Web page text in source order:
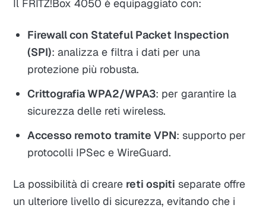
Il FRITZ!Box 4050 è equipaggiato con:
Firewall con Stateful Packet Inspection
(SPI): analizza e filtra i dati per una
protezione più robusta.
Crittografia WPA2/WPA3: per garantire la
sicurezza delle reti wireless.
Accesso remoto tramite VPN: supporto per
protocolli IPSec e WireGuard.
La possibilità di creare reti ospiti separate offre
un ulteriore livello di sicurezza, evitando che i